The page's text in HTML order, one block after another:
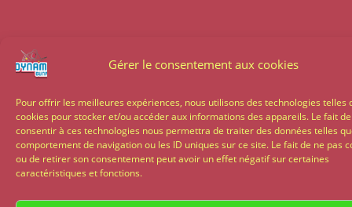
Gérer le consentement aux cookies
Pour offrir les meilleures expériences, nous utilisons des technologies telles
cookies pour stocker et/ou accéder aux informations des appareils. Le fait de
consentir à ces technologies nous permettra de traiter des données telles
comportement de navigation ou les ID uniques sur ce site. Le fait de ne pas
ou de retirer son consentement peut avoir un effet négatif sur certaines
caractéristiques et fonctions.